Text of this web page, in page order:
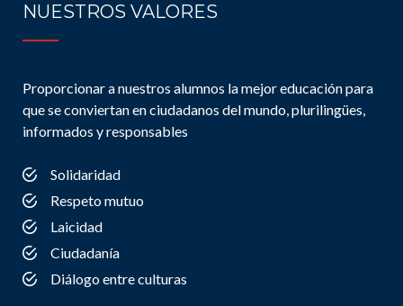
NUESTROS VALORES
Proporcionar a nuestros alumnos la mejor educación para
que se conviertan en ciudadanos del mundo, plurilingües,
informados y responsables
Solidaridad
Respeto mutuo
Laicidad
Ciudadanía
Diálogo entre culturas